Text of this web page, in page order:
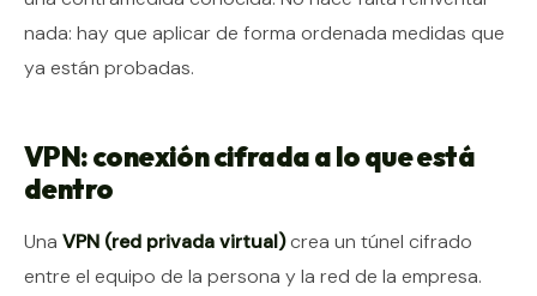
nada: hay que aplicar de forma ordenada medidas que
ya están probadas.
VPN: conexión cifrada a lo que está
dentro
Una VPN (red privada virtual)crea un túnel cifrado
entre el equipo de la persona y la red de la empresa.